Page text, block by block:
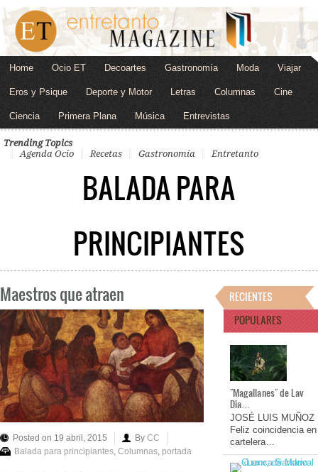
Home Ocio ET Decoartes Gastronomía Moda Viajar
Eros y Psique Deporte y Motor Letras Columnas Cine
Ciencia Primera Plana Música Entrevistas
Trending Topics
Agenda Ocio
Recetas Gastronomía Entretanto
BALADA PARA
PRINCIPIANTES
Maestros que atraen
Posted on 19 abril, 2015 By CC
Balada para principiantes, Columnas, portada
RECIENTES
POPULARES
"Magallanes" de Lav
Dia…
JOSÉ LUIS MUÑOZ
Feliz coincidencia en
cartelera…